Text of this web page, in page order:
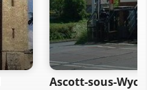
Ascott-sous-